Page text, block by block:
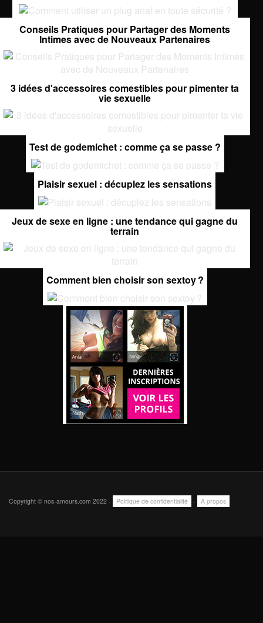
Conseils Pratiques pour Partager des Moments
Intimes avec de Nouveaux Partenaires
3 idées d'accessoires comestibles pour pimenter ta
vie sexuelle
Test de godemichet : comme ça se passe ?
Plaisir sexuel : décuplez les sensations
Jeux de sexe en ligne : une tendance qui gagne du
terrain
Comment bien choisir son sextoy ?
Copyright © nos-amours.com 2022 - Politique de confidentialité - A propos